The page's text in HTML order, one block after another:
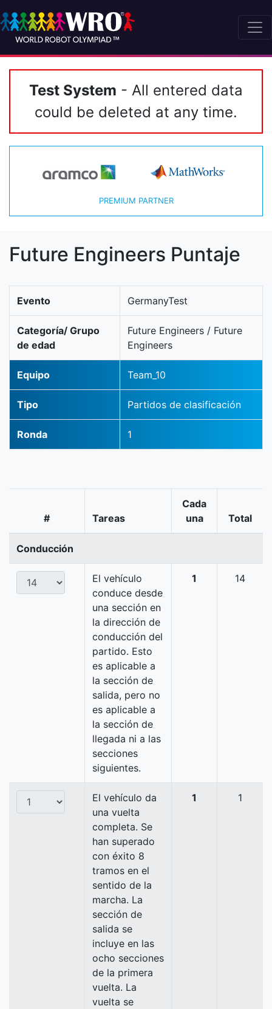
Test System - All entered data
could be deleted at any time.
PREMIUM PARTNER
Future Engineers Puntaje
Evento GermanyTest
Categoría/ Grupo
de edad
Future Engineers / Future
Engineers
Equipo Team_10
Tipo Partidos de clasificación
Ronda 1
# Tareas
Cada
una
Total
Conducción
El vehículo
conduce desde
una sección en
la dirección de
conducción del
partido. Esto
es aplicable a
la sección de
salida, pero no
es aplicable a
la sección de
llegada ni a las
secciones
siguientes.
1 14
El vehículo da
una vuelta
completa. Se
han superado
con éxito 8
tramos en el
sentido de la
marcha. La
sección de
salida se
incluye en las
ocho secciones
de la primera
vuelta. La
vuelta se
1 1